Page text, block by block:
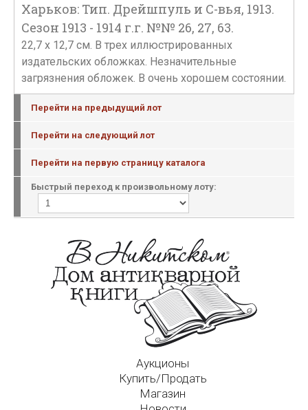
Харьков: Тип. Дрейшпуль и С-вья, 1913.
Сезон 1913 - 1914 г.г. №№ 26, 27, 63.
22,7 х 12,7 см. В трех иллюстрированных
издательских обложках. Незначительные
загрязнения обложек. В очень хорошем состоянии.
Перейти на предыдущий лот
Перейти на следующий лот
Перейти на первую страницу каталога
Быстрый переход к произвольному лоту:
Аукционы
Купить/Продать
Магазин